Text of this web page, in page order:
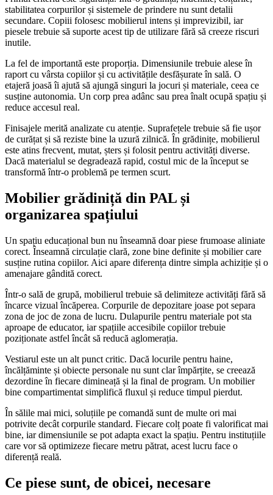
stabilitatea corpurilor și sistemele de prindere nu sunt detalii
secundare. Copiii folosesc mobilierul intens și imprevizibil, iar
piesele trebuie să suporte acest tip de utilizare fără să creeze riscuri
inutile.
La fel de importantă este proporția. Dimensiunile trebuie alese în
raport cu vârsta copiilor și cu activitățile desfășurate în sală. O
etajeră joasă îi ajută să ajungă singuri la jocuri și materiale, ceea ce
susține autonomia. Un corp prea adânc sau prea înalt ocupă spațiu și
reduce accesul real.
Finisajele merită analizate cu atenție. Suprafețele trebuie să fie ușor
de curățat și să reziste bine la uzură zilnică. În grădinițe, mobilierul
este atins frecvent, mutat, șters și folosit pentru activități diverse.
Dacă materialul se degradează rapid, costul mic de la început se
transformă într-o problemă pe termen scurt.
Mobilier grădiniță din PAL și
organizarea spațiului
Un spațiu educațional bun nu înseamnă doar piese frumoase aliniate
corect. Înseamnă circulație clară, zone bine definite și mobilier care
susține rutina copiilor. Aici apare diferența dintre simpla achiziție și o
amenajare gândită corect.
Într-o sală de grupă, mobilierul trebuie să delimiteze activități fără să
încarce vizual încăperea. Corpurile de depozitare joase pot separa
zona de joc de zona de lucru. Dulapurile pentru materiale pot sta
aproape de educator, iar spațiile accesibile copiilor trebuie
poziționate astfel încât să reducă aglomerația.
Vestiarul este un alt punct critic. Dacă locurile pentru haine,
încălțăminte și obiecte personale nu sunt clar împărțite, se creează
dezordine în fiecare dimineață și la final de program. Un mobilier
bine compartimentat simplifică fluxul și reduce timpul pierdut.
În sălile mai mici, soluțiile pe comandă sunt de multe ori mai
potrivite decât corpurile standard. Fiecare colț poate fi valorificat mai
bine, iar dimensiunile se pot adapta exact la spațiu. Pentru instituțiile
care vor să optimizeze fiecare metru pătrat, acest lucru face o
diferență reală.
Ce piese sunt, de obicei, necesare